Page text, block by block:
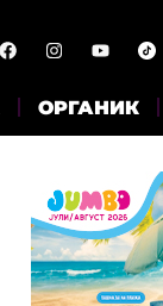
ОРГАНИК